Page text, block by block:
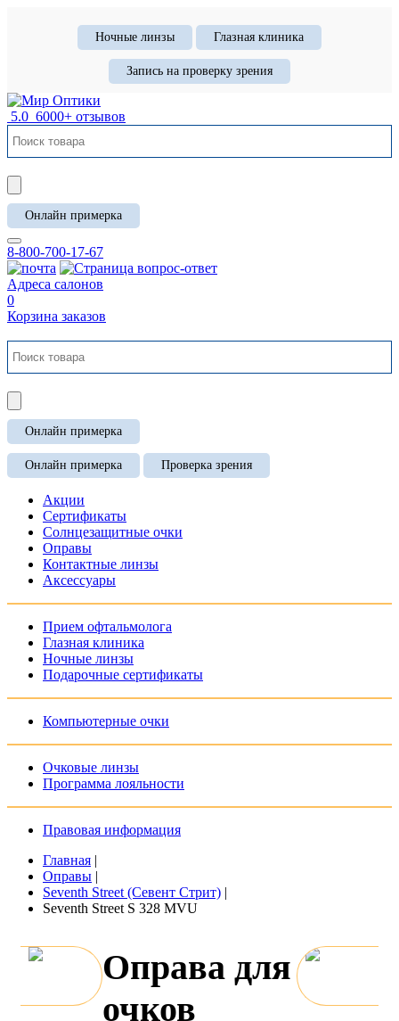
Ночные линзы Глазная клиника
Запись на проверку зрения
5.0 6000+ отзывов
Онлайн примерка
8-800-700-17-67
Адреса салонов
0
Корзина заказов
Онлайн примерка
Онлайн примерка Проверка зрения
Акции
Сертификаты
Солнцезащитные очки
Оправы
Контактные линзы
Аксессуары
Прием офтальмолога
Глазная клиника
Ночные линзы
Подарочные сертификаты
Компьютерные очки
Очковые линзы
Программа лояльности
Правовая информация
Главная |
Оправы |
Seventh Street (Севент Стрит) |
Seventh Street S 328 MVU
Оправа для
очков